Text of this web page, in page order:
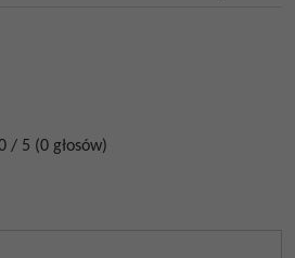
/ 5 (0 głosów)